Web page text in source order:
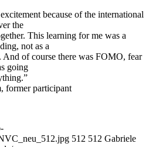
because of the international
the
This learning for me was a
not as a
And of course there was FOMO, fear
going
former participant
512 512 Gabriele